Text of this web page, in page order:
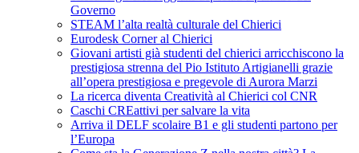
Governo
STEAM l’alta realtà culturale del Chierici
Eurodesk Corner al Chierici
Giovani artisti già studenti del chierici arricchiscono la
prestigiosa strenna del Pio Istituto Artigianelli grazie
all’opera prestigiosa e pregevole di Aurora Marzi
La ricerca diventa Creatività al Chierici col CNR
Caschi CREattivi per salvare la vita
Arriva il DELF scolaire B1 e gli studenti partono per
l’Europa